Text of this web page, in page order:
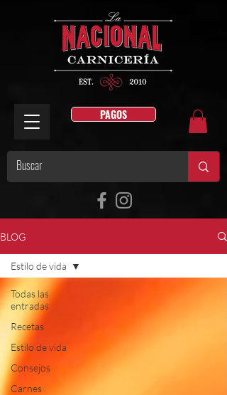
PAGOS
BLOG
Todas las
entradas
Recetas
Estilo de vida
Consejos
Carnes
Estilo de vida